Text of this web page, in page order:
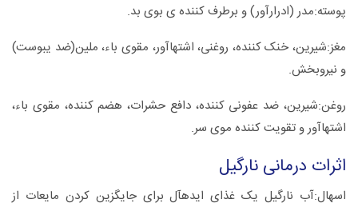
پوسته:مدر (ادرارآور) و برطرف کننده‏ ی بوی بد.
مغز:شیرین، خنک کننده، روغنی، اشتهاآور، مقوی باء، ملین(ضد یبوست)
و نیروبخش.
روغن:شیرین، ضد عفونی کننده، دافع حشرات، هضم کننده، مقوی باء،
اشتهاآور و تقویت کننده موی سر.
اثرات درمانی نارگیل
اسهال:آب نارگیل یک غذای ایده‏آل برای جایگزین کردن مایعات از